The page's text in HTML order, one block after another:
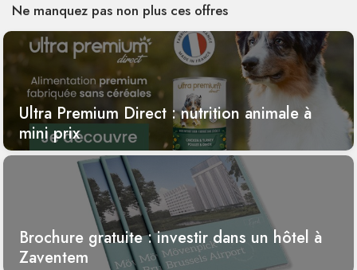
Ne manquez pas non plus ces offres
Ultra Premium Direct : nutrition animale à
mini prix
Brochure gratuite : investir dans un hôtel à
Zaventem